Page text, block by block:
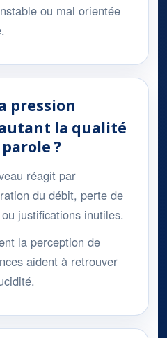
ou mal orientée
pression
la qualité
?
réagit par
du débit, perte de
justifications inutiles.
la perception de
aident à retrouver